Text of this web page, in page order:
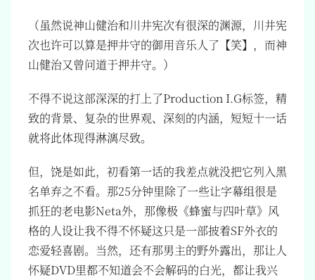
（虽然说神山健治和川井宪次有很深的渊源，川井宪
次也许可以算是押井守的御用音乐人了【笑】，而神
山健治又曾问道于押井守。）
不得不说这部深深的打上了Production I.G标签，精
致的背景、复杂的世界观、深刻的内涵，短短十一话
就将此体现得淋漓尽致。
但，饶是如此，初看第一话的我差点就没把它列入黑
名单弃之不看。那25分钟里除了一些让字幕组很是
抓狂的老电影Neta外，那像极《蜂蜜与四叶草》风
格的人设让我不得不怀疑这只是一部披着SF外衣的
恋爱轻喜剧。当然，还有那男主的野外露出，那让人
怀疑DVD里都不知道会不会解码的白光，都让我兴